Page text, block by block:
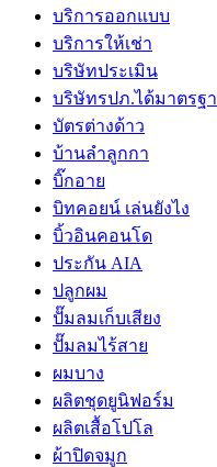
บริการออกแบบ
บริการให้เช่า
บริษัทประเมิน
บริษัทรปภ.ได้มาตรฐ
บัตรต่างด้าว
บ้านลำลูกกา
บิ๊กอาย
บิทคอยน์ เล่นยังไง
บิ้วอินคอนโด
ประกัน AIA
ปลูกผม
ปั๊มลมเก็บเสียง
ปั๊มลมไร้สาย
ผมบาง
ผลิตชุดยูนิฟอร์ม
ผลิตเสื้อโปโล
ผ้าปิดจมูก